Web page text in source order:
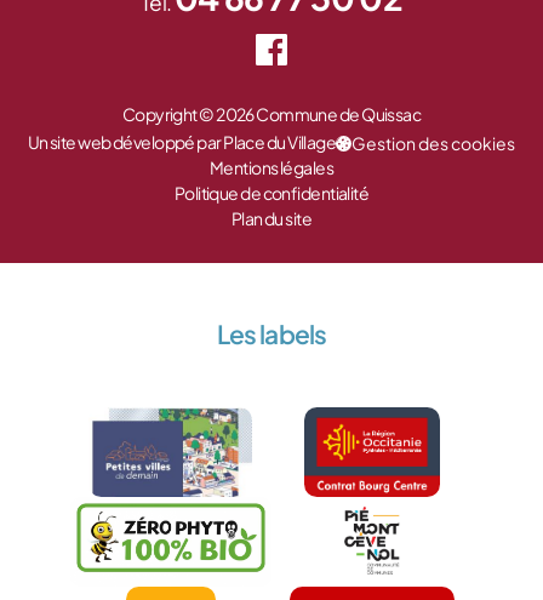
Copyright © 2026 Commune de Quissac
Un site web développé par Place du Village
Gestion des cookies
Mentions légales
Politique de confidentialité
Plan du site
Les labels